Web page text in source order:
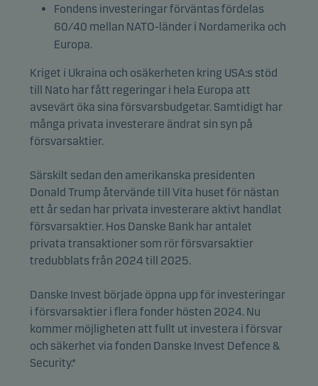
Fondens investeringar förväntas fördelas
60/40 mellan NATO-länder i Nordamerika och
Europa.
Kriget i Ukraina och osäkerheten kring USA:s stöd
till Nato har fått regeringar i hela Europa att
avsevärt öka sina försvarsbudgetar. Samtidigt har
många privata investerare ändrat sin syn på
försvarsaktier.
Särskilt sedan den amerikanska presidenten
Donald Trump återvände till Vita huset för nästan
ett år sedan har privata investerare aktivt handlat
försvarsaktier. Hos Danske Bank har antalet
privata transaktioner som rör försvarsaktier
tredubblats från 2024 till 2025.
Danske Invest började öppna upp för investeringar
i försvarsaktier i flera fonder hösten 2024. Nu
kommer möjligheten att fullt ut investera i försvar
och säkerhet via fonden Danske Invest Defence &
Security.*